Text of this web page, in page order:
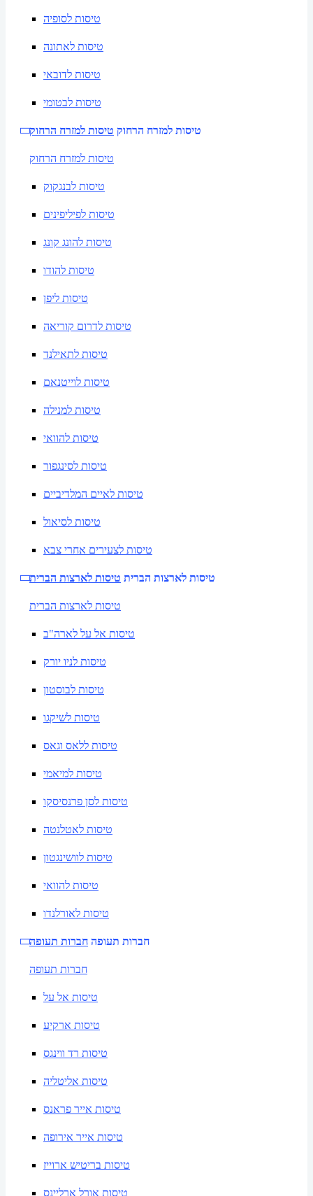
טיסות לסופיה
טיסות לאתונה
טיסות לדובאי
טיסות לבטומי
טיסות למזרח הרחוק טיסות למזרח הרחוק
טיסות למזרח הרחוק
טיסות לבנגקוק
טיסות לפיליפינים
טיסות להונג קונג
טיסות להודו
טיסות ליפן
טיסות לדרום קוריאה
טיסות לתאילנד
טיסות לוייטנאם
טיסות למנילה
טיסות להוואי
טיסות לסינגפור
טיסות לאיים המלדיביים
טיסות לסיאול
טיסות לצעירים אחרי צבא
טיסות לארצות הברית טיסות לארצות הברית
טיסות לארצות הברית
טיסות אל על לארה"ב
טיסות לניו יורק
טיסות לבוסטון
טיסות לשיקגו
טיסות ללאס וגאס
טיסות למיאמי
טיסות לסן פרנסיסקו
טיסות לאטלנטה
טיסות לוושינגטון
טיסות להוואי
טיסות לאורלנדו
חברות תעופה חברות תעופה
חברות תעופה
טיסות אל על
טיסות ארקיע
טיסות רד ווינגס
טיסות אליטליה
טיסות אייר פראנס
טיסות אייר אירופה
טיסות בריטיש ארוייז
טיסות אורל ארליינס